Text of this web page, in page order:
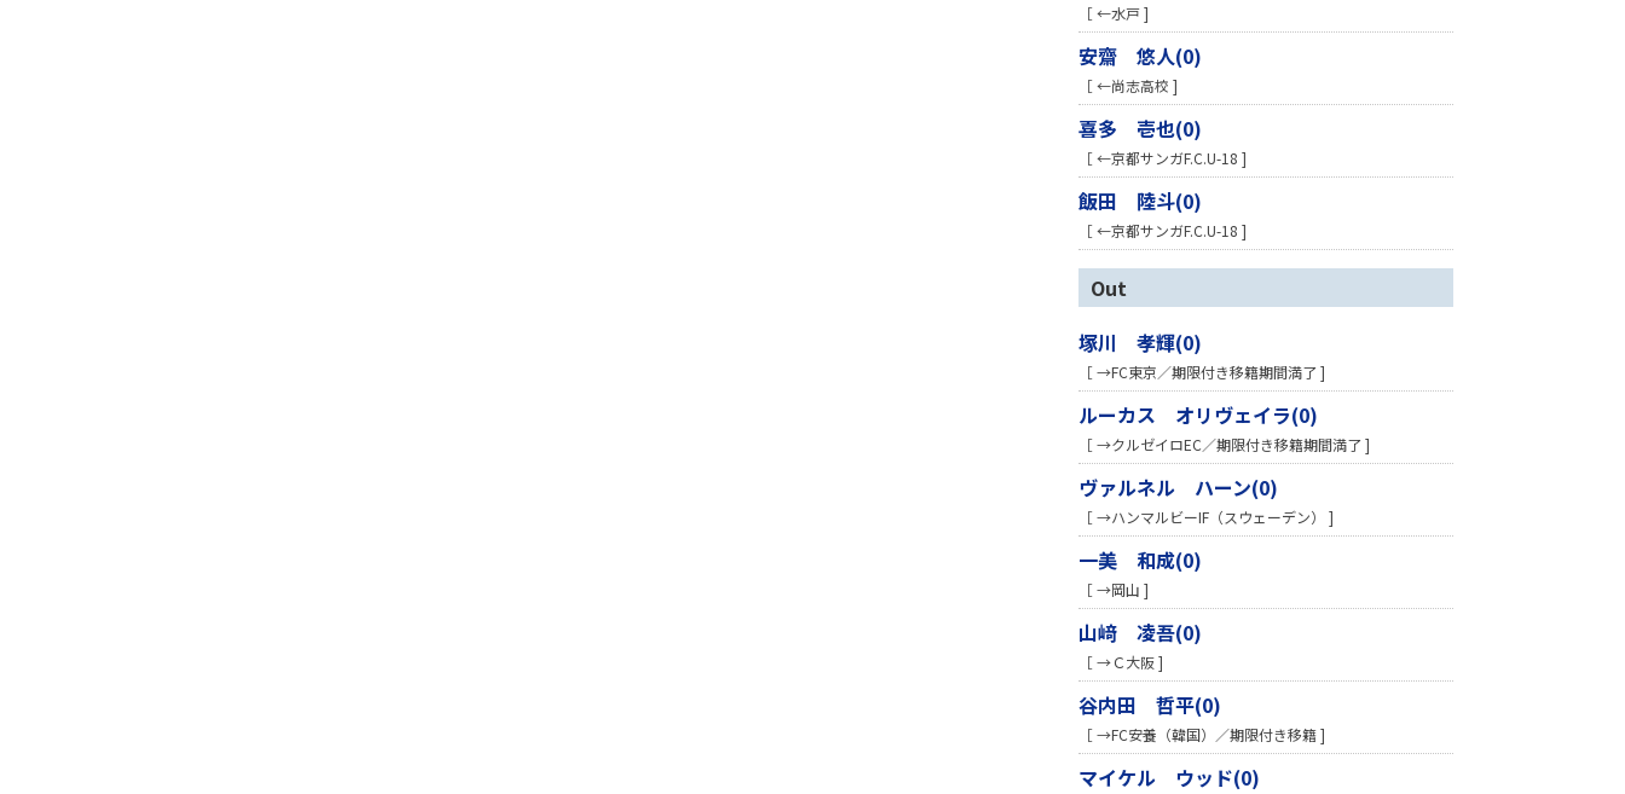
［ ←水戸 ]
安齋 悠人(0)
［ ←尚志高校 ]
喜多 壱也(0)
［ ←京都サンガF.C.U-18 ]
飯田 陸斗(0)
［ ←京都サンガF.C.U-18 ]
Out
塚川 孝輝(0)
［ →FC東京／期限付き移籍期間満了 ]
ルーカス オリヴェイラ(0)
［ →クルゼイロEC／期限付き移籍期間満了 ]
ヴァルネル ハーン(0)
［ →ハンマルビーIF（スウェーデン） ]
一美 和成(0)
［ →岡山 ]
山﨑 凌吾(0)
［ →Ｃ大阪 ]
谷内田 哲平(0)
［ →FC安養（韓国）／期限付き移籍 ]
マイケル ウッド(0)